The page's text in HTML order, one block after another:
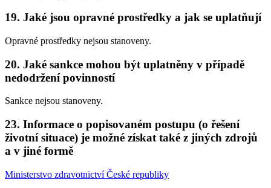
19. Jaké jsou opravné prostředky a jak se uplatňují
Opravné prostředky nejsou stanoveny.
20. Jaké sankce mohou být uplatněny v případě
nedodržení povinností
Sankce nejsou stanoveny.
23. Informace o popisovaném postupu (o řešení
životní situace) je možné získat také z jiných zdrojů
a v jiné formě
Ministerstvo zdravotnictví České republiky